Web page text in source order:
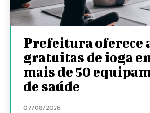
Prefeitura oferece
gratuitas de ioga
mais de 50
de saúde
07/08/2026